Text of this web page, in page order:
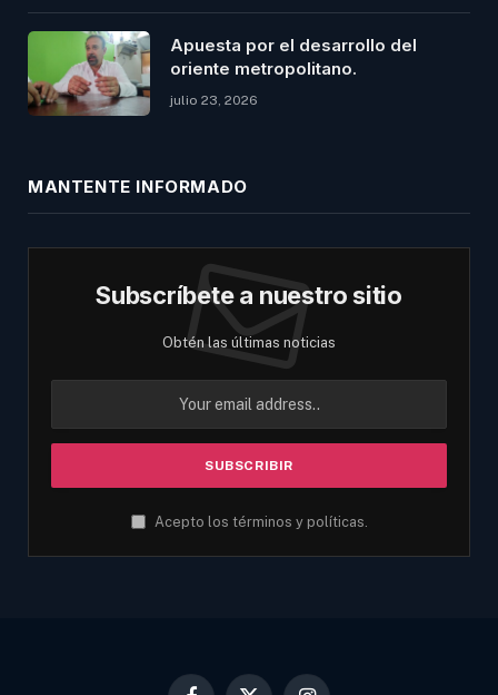
Apuesta por el desarrollo del
oriente metropolitano.
julio 23, 2026
MANTENTE INFORMADO
Subscríbete a nuestro sitio
Obtén las últimas noticias
Acepto los términos y políticas.